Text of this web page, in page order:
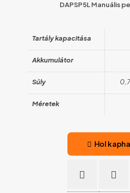
DAPSP5L Manuális
Tartály kapacitása
Akkumulátor
Súly
Méretek
Hol